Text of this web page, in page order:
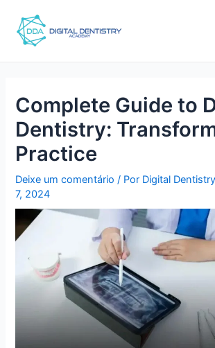
para
Complete Guide to
Dentistry:
Practice
Deixe um comentário / Por Digital
7, 2024
navigation